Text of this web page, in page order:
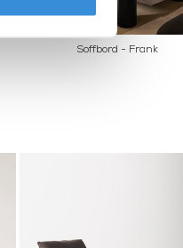
Soffbord - Frank